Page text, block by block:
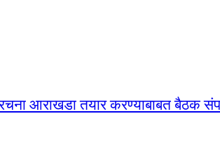
आराखडा तयार करण्याबाबत बैठक